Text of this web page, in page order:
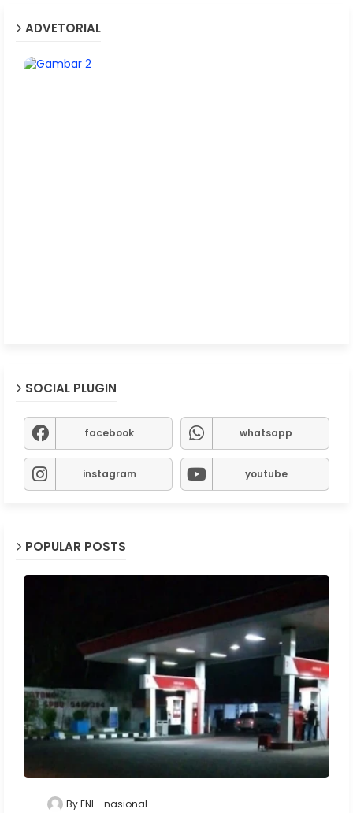
ADVETORIAL
SOCIAL PLUGIN
facebook whatsapp
instagram youtube
POPULAR POSTS
By ENI nasional